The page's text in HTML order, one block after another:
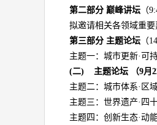
第二部分 巅峰讲坛 （
拟邀请相关各领域重要
第三部分 主题论坛 （
主题一：城市更新·可
(二) 主题论坛 （9月
主题二：城市体系·区
主题三：世界遗产·四
主题四：创新生态·动